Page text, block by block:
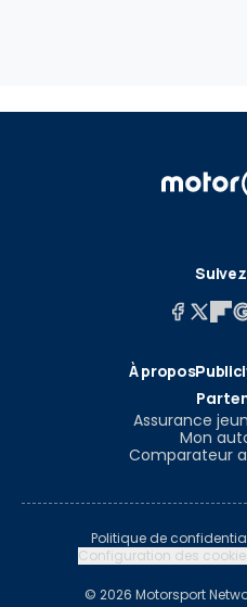
À propos
Assurance
Mon
Comparateur
Politique de
Configuration des
© 2026 Motorsport